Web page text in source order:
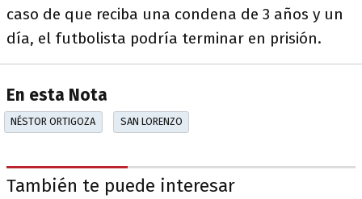
caso de que reciba una condena de 3 años y un
día, el futbolista podría terminar en prisión.
En esta Nota
NÉSTOR ORTIGOZA SAN LORENZO
También te puede interesar